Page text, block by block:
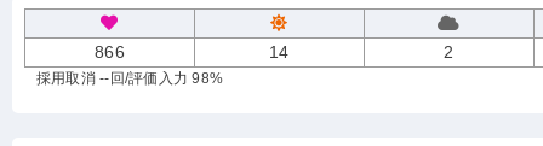
866 14 2
採用取消 --回/評価入力 98%